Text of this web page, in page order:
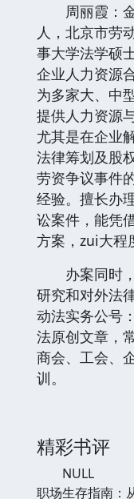
周丽霞：金
人，北京市劳
事大学法学硕
企业人力资源
为多家大、中
提供人力资源
尤其是在企业
法律筹划及股
劳资争议事件
经验。擅长办
讼案件，能凭
方案，zui大程
办案同时，
研究和对外法
动法实务公号
法原创文章，
商会、工会、
训。
精彩书评
NULL
职场生存指南：